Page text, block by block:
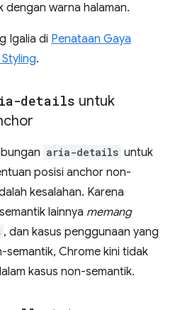
warna halaman.
Igalia di Penataan Gaya
.
details untuk
aria-details untuk
posisi anchor non-
kesalahan. Karena
lainnya memang
, dan kasus penggunaan yang
semantik, Chrome kini tidak
kasus non-semantik.